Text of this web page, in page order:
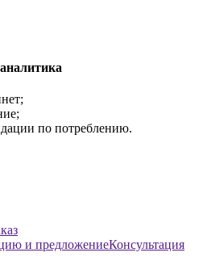
по потреблению.
и предложениеКонсультация